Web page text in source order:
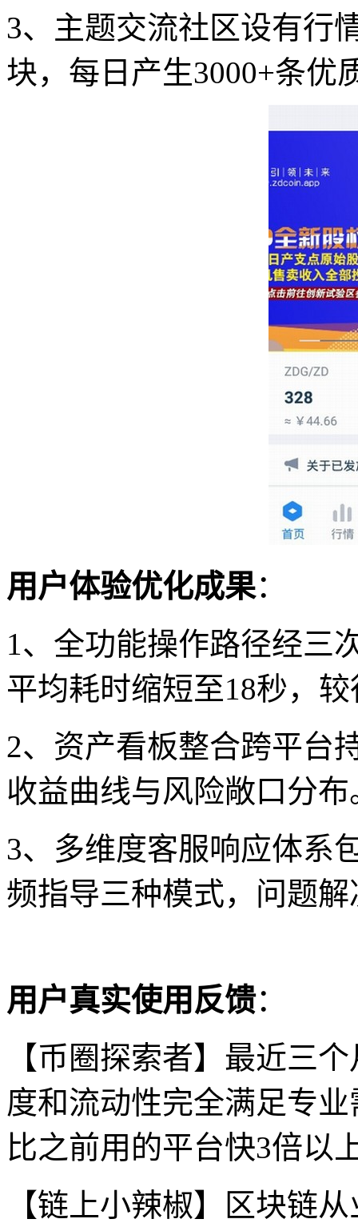
3、主题交流社区设有行
块，每日产生3000+条优
用户体验优化成果：
1、全功能操作路径经三
平均耗时缩短至18秒，
2、资产看板整合跨平台
收益曲线与风险敞口分布
3、多维度客服响应体系
频指导三种模式，问题
用户真实使用反馈：
【币圈探索者】最近三
度和流动性完全满足专
比之前用的平台快3倍以
【链上小辣椒】区块链